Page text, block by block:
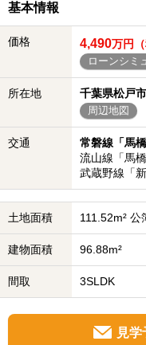
基本情報
価格 4,490万円（
ローンシミ
所在地 千葉県松戸
周辺地図
交通
常磐線「馬
流山線「馬
武蔵野線「
土地面積 111.52m² 公
建物面積 96.88m²
間取 3SLDK
見